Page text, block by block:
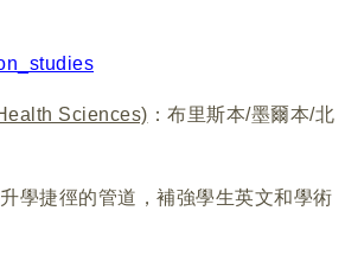
Sciences) ：布里斯本/墨爾本/北
學捷徑的管道，補強學生英文和學術